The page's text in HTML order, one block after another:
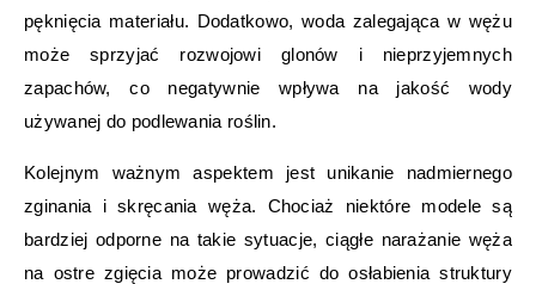
pęknięcia materiału. Dodatkowo, woda zalegająca w wężu
może sprzyjać rozwojowi glonów i nieprzyjemnych
zapachów, co negatywnie wpływa na jakość wody
używanej do podlewania roślin.
Kolejnym ważnym aspektem jest unikanie nadmiernego
zginania i skręcania węża. Chociaż niektóre modele są
bardziej odporne na takie sytuacje, ciągłe narażanie węża
na ostre zgięcia może prowadzić do osłabienia struktury